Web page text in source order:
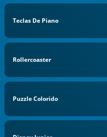
Teclas De Piano
Rollercoaster
Puzzle Colorido